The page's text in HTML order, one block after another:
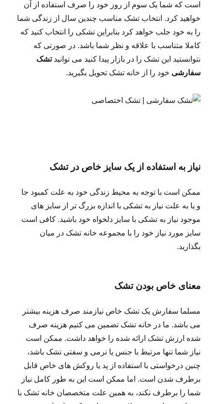
است که شما یک سوم از روز خود را صرف استفاده از آن
خواهید کرد. انتخاب تشک مناسب چندین سال از زندگی شما
را به خود جلب خواهد کرد بنابراین تشکی را انتخاب کنید که
کاملا متناسب با علاقه و نظر شما باشد. در صورتی که
نتوانستید این تشک را در بازار پیدا کنید می توانیدتشک
سفارشی خود را از خانه تشک تحویل بگیرید.
نیاز به استفاده از یک سایز خاص در تشک
ممکن است با توجه به محیط زندگی خود به علت کمبود جا
و یا به علت نیاز به تشکی با اندازه بزرگ تر از سایز های
موجود نیاز به تشکی با سایز دلخواه خود باشید. کافی است
سایز مورد نیاز خود را با مجموعه خانه تشک در میان
بگذارید.
معنای خاص بودن تشک
مسلما سفارش یک تشک خاص نیازمند صرف هزینه بیشتر
می باشد. ما در خانه تشک تضمین می کنیم هزینه صرف
شده ارزش تشک ارائه شده را خواهد داشت. ممکن است
نیاز شما تنها مرتبط با جنس یا نرمی و سفتی تشک باشد،
چنین درخواستی با استفاده از پد یا روکش های خاص قابل
برطرف شدن است. اما ممکن است این به طور کامل نیاز
شما را برطرف نکند، به همین علت متخصصان خانه تشک با